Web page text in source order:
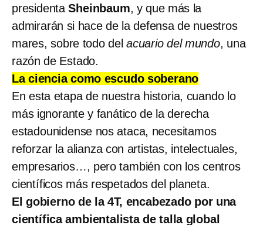
presidentaSheinbaum, y que más la
admirarán si hace de la defensa de nuestros
mares, sobre todo delacuario del mundo, una
razón de Estado.
La ciencia como escudo soberano
En esta etapa de nuestra historia, cuando lo
más ignorante y fanático de la derecha
estadounidense nos ataca, necesitamos
reforzar la alianza con artistas, intelectuales,
empresarios…, pero también con los centros
científicos más respetados del planeta.
El gobierno de la 4T, encabezado por una
científica ambientalista de talla global